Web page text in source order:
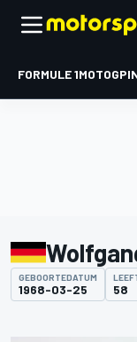
FORMULE 1MOTOGP
GEBOORTEDATUM
1968-03-25 58